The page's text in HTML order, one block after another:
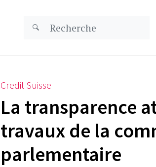
Credit Suisse
La transparence
travaux de la
parlementaire